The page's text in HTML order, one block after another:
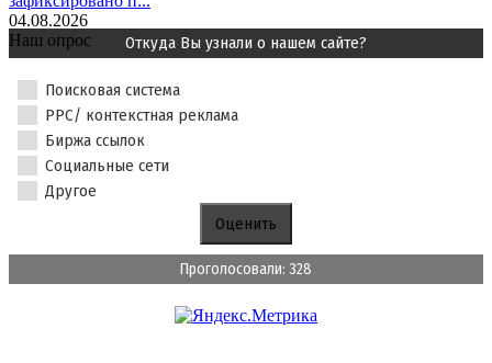
04.08.2026
Наш опрос
Откуда Вы узнали о нашем сайте?
Поисковая система
PPC/ контекстная реклама
Биржа ссылок
Социальные сети
Другое
Проголосовали: 328